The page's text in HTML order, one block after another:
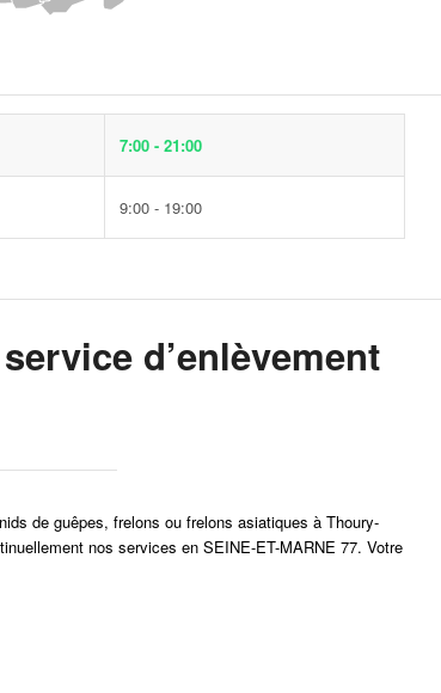
7:00 - 21:00
9:00 - 19:00
d’enlèvement
de guêpes, frelons ou frelons asiatiques à Thoury-
nos services en SEINE-ET-MARNE 77. Votre